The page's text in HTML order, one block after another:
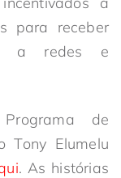
para receber
a redes e
de
Tony Elumelu
. As histórias